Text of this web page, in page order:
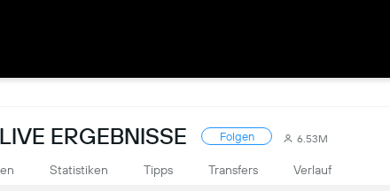
ERGEBNISSE Folgen 6.53M
Statistiken Tipps Transfers Verlauf